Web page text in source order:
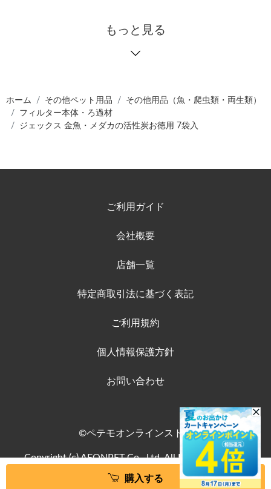
もっと見る
ホーム その他ペット用品
その他用品（魚・爬虫類・両生類）
フィルター本体・ろ過材
ジェックス 金魚・メダカの活性炭お徳用 7袋入
ご利用ガイド
会社概要
店舗一覧
特定商取引法に基づく表記
ご利用規約
個人情報保護方針
お問い合わせ
©ペテモオンラインストア
Copyright (c) AEONPET Co., Ltd. All Rights Reserved.
購入する